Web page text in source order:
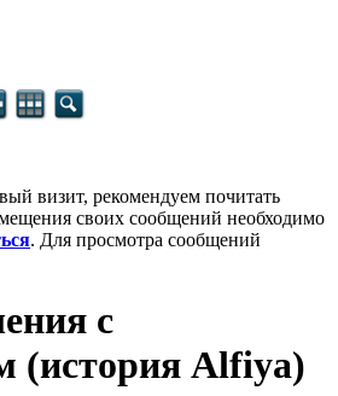
визит, рекомендуем почитать
своих сообщений необходимо
. Для просмотра сообщений
с
(история Alfiya)